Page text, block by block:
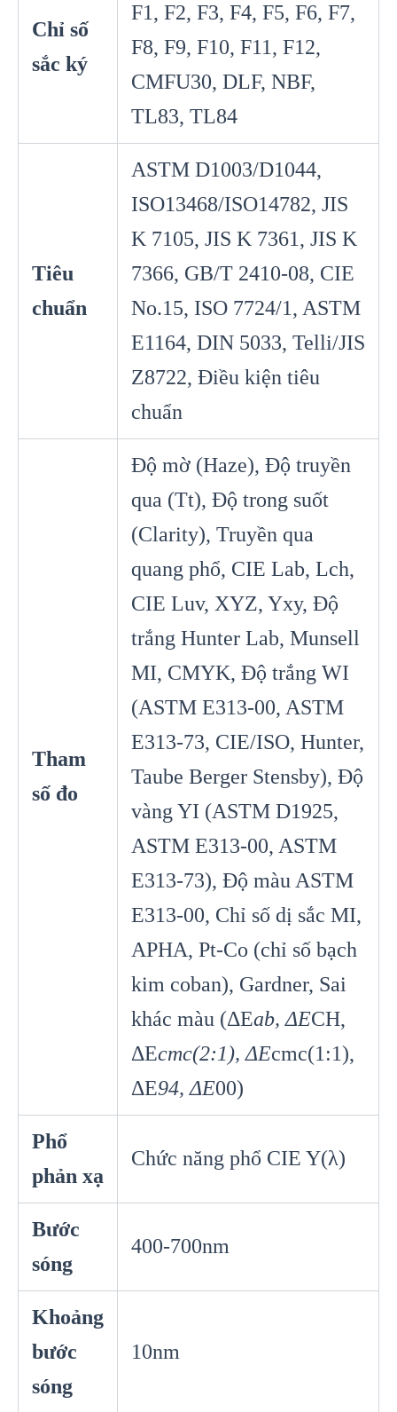
Chỉ số
sắc ký
F1, F2, F3, F4, F5, F6, F7,
F8, F9, F10, F11, F12,
CMFU30, DLF, NBF,
TL83, TL84
Tiêu
chuẩn
ASTM D1003/D1044,
ISO13468/ISO14782, JIS
K 7105, JIS K 7361, JIS K
7366, GB/T 2410-08, CIE
No.15, ISO 7724/1, ASTM
E1164, DIN 5033, Telli/JIS
Z8722, Điều kiện tiêu
chuẩn
Tham
số đo
Độ mờ (Haze), Độ truyền
qua (Tt), Độ trong suốt
(Clarity), Truyền qua
quang phổ, CIE Lab, Lch,
CIE Luv, XYZ, Yxy, Độ
trắng Hunter Lab, Munsell
MI, CMYK, Độ trắng WI
(ASTM E313-00, ASTM
E313-73, CIE/ISO, Hunter,
Taube Berger Stensby), Độ
vàng YI (ASTM D1925,
ASTM E313-00, ASTM
E313-73), Độ màu ASTM
E313-00, Chỉ số dị sắc MI,
APHA, Pt-Co (chỉ số bạch
kim coban), Gardner, Sai
khác màu (ΔEab, ΔECH,
ΔEcmc(2:1), ΔEcmc(1:1),
ΔE94, ΔE00)
Phổ
phản xạ
Chức năng phổ CIE Y(λ)
Bước
sóng
400-700nm
Khoảng
bước
sóng
10nm